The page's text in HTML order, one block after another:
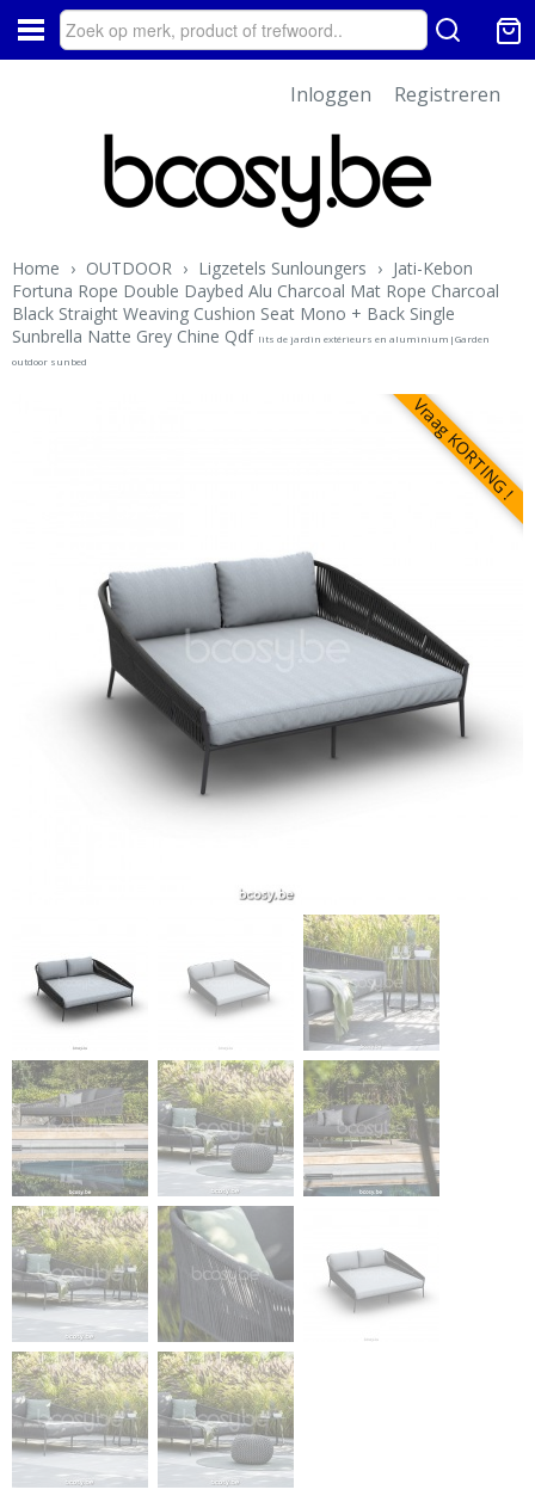
Inloggen Registreren
Home › OUTDOOR › Ligzetels Sunloungers › Jati-Kebon
Fortuna Rope Double Daybed Alu Charcoal Mat Rope Charcoal
Black Straight Weaving Cushion Seat Mono + Back Single
Sunbrella Natte Grey Chine Qdf lits de jardin extérieurs en aluminium|Garden
outdoor sunbed
Vraag KORTING !